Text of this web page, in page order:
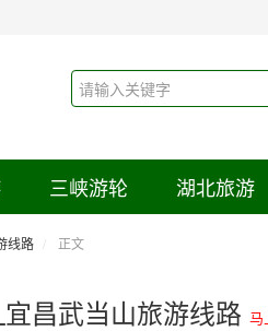
三峡游轮 湖北旅游
线路 正文
昌武当山旅游线路 马